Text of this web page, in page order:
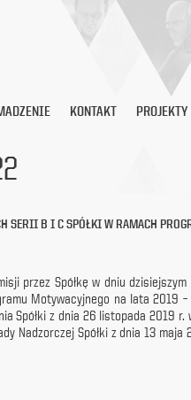
KONTAKT
SERII B I C SPÓŁKI W RAMACH
przez Spółkę w dniu
Motywacyjnego na lata 2019
Spółki z dnia 26 listopada
Nadzorczej Spółki z dnia 13